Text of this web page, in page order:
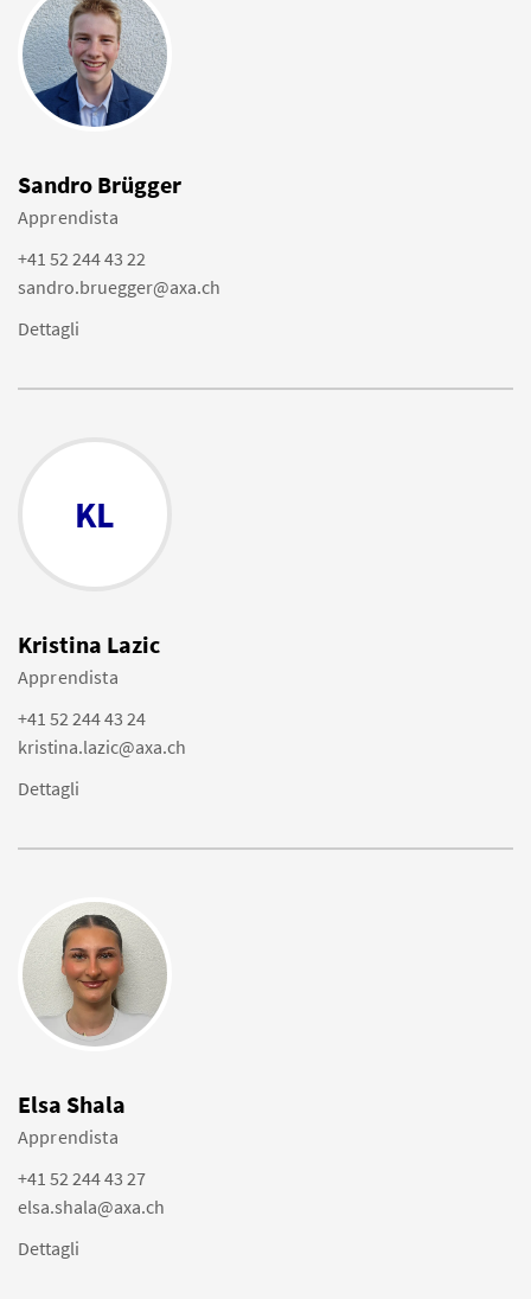
Sandro Brügger
Apprendista
+41 52 244 43 22
sandro.bruegger@axa.ch
Dettagli
KL
Kristina Lazic
Apprendista
+41 52 244 43 24
kristina.lazic@axa.ch
Dettagli
Elsa Shala
Apprendista
+41 52 244 43 27
elsa.shala@axa.ch
Dettagli